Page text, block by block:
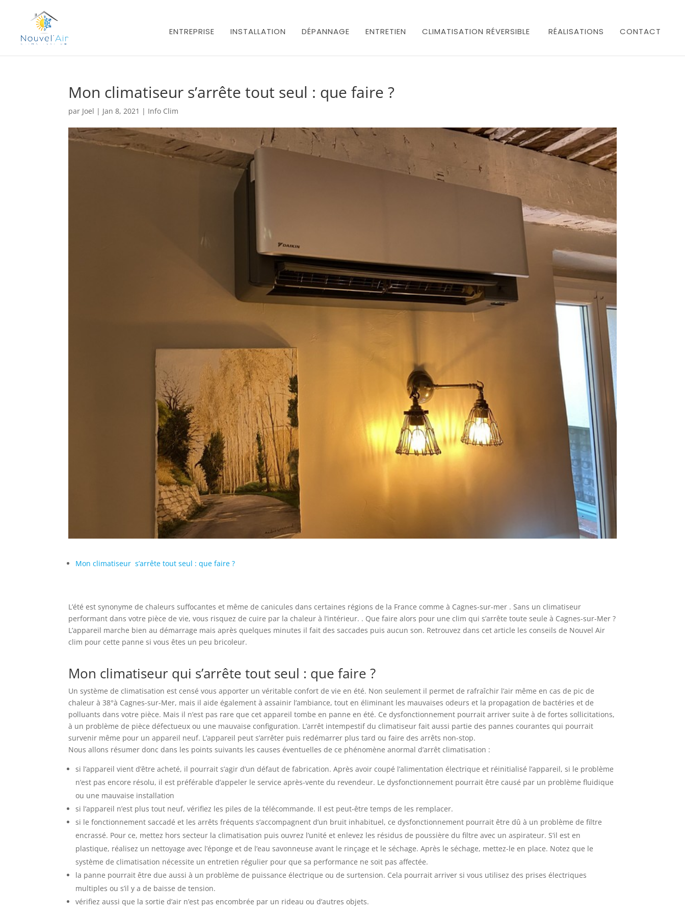
ENTREPRISE INSTALLATION DÉPANNAGE ENTRETIEN CLIMATISATION RÉVERSIBLE RÉALISATIONS CONTACT
Mon climatiseur s’arrête tout seul : que faire ?
par Joel | Jan 8, 2021 | Info Clim
Mon climatiseur s’arrête tout seul : que faire ?
L’été est synonyme de chaleurs suffocantes et même de canicules dans certaines régions de la France comme à Cagnes-sur-mer . Sans un climatiseur
performant dans votre pièce de vie, vous risquez de cuire par la chaleur à l’intérieur. . Que faire alors pour une clim qui s’arrête toute seule à Cagnes-sur-Mer ?
L’appareil marche bien au démarrage mais après quelques minutes il fait des saccades puis aucun son. Retrouvez dans cet article les conseils de Nouvel Air
clim pour cette panne si vous êtes un peu bricoleur.
Mon climatiseur qui s’arrête tout seul : que faire ?
Un système de climatisation est censé vous apporter un véritable confort de vie en été. Non seulement il permet de rafraîchir l’air même en cas de pic de
chaleur à 38°à Cagnes-sur-Mer, mais il aide également à assainir l’ambiance, tout en éliminant les mauvaises odeurs et la propagation de bactéries et de
polluants dans votre pièce. Mais il n’est pas rare que cet appareil tombe en panne en été. Ce dysfonctionnement pourrait arriver suite à de fortes sollicitations,
à un problème de pièce défectueux ou une mauvaise configuration. L’arrêt intempestif du climatiseur fait aussi partie des pannes courantes qui pourrait
survenir même pour un appareil neuf. L’appareil peut s’arrêter puis redémarrer plus tard ou faire des arrêts non-stop.
Nous allons résumer donc dans les points suivants les causes éventuelles de ce phénomène anormal d’arrêt climatisation :
si l’appareil vient d’être acheté, il pourrait s’agir d’un défaut de fabrication. Après avoir coupé l’alimentation électrique et réinitialisé l’appareil, si le problème
n’est pas encore résolu, il est préférable d’appeler le service après-vente du revendeur. Le dysfonctionnement pourrait être causé par un problème fluidique
ou une mauvaise installation
si l’appareil n’est plus tout neuf, vérifiez les piles de la télécommande. Il est peut-être temps de les remplacer.
si le fonctionnement saccadé et les arrêts fréquents s’accompagnent d’un bruit inhabituel, ce dysfonctionnement pourrait être dû à un problème de filtre
encrassé. Pour ce, mettez hors secteur la climatisation puis ouvrez l’unité et enlevez les résidus de poussière du filtre avec un aspirateur. S’il est en
plastique, réalisez un nettoyage avec l’éponge et de l’eau savonneuse avant le rinçage et le séchage. Après le séchage, mettez-le en place. Notez que le
système de climatisation nécessite un entretien régulier pour que sa performance ne soit pas affectée.
la panne pourrait être due aussi à un problème de puissance électrique ou de surtension. Cela pourrait arriver si vous utilisez des prises électriques
multiples ou s’il y a de baisse de tension.
vérifiez aussi que la sortie d’air n’est pas encombrée par un rideau ou d’autres objets.